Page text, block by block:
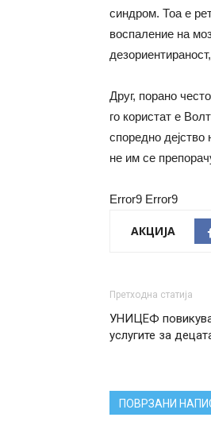
синдром. Тоа е
воспаление на
Друг, порано
го користат е
споредно
не им се
Error9 Error9
АКЦИЈА
Претходна статија
УНИЦЕФ
услугите за
ПОВРЗАНИ